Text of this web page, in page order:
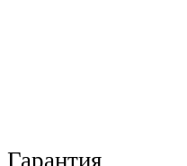
Гарантия